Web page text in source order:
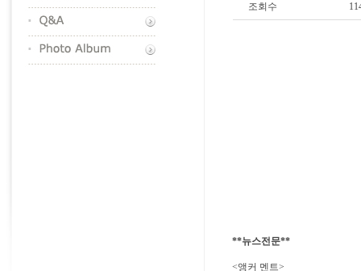
조회수
**뉴스전문**
<앵커 멘트>